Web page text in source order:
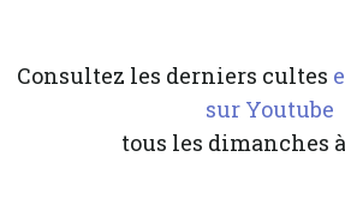
Consultez les derniers cultes
sur Youtube
tous les dimanches